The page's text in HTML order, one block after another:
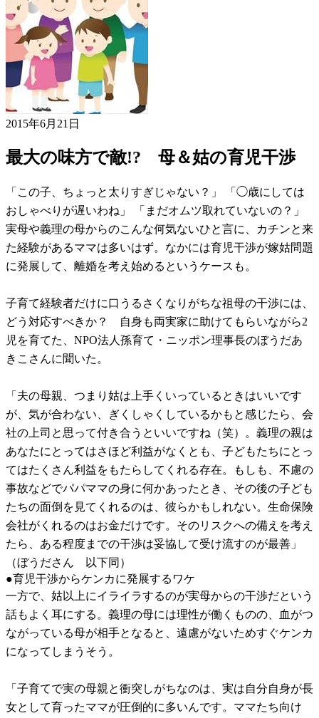
2015年6月21日
最大の味方で敵!? 母＆姑の育児干渉
「この子、ちょっと太りすぎじゃない？」 「◯歳にしては
おしゃべりが遅いわね」 「まだオムツ取れていないの？」
実母や義理の母からのこんな何気ないひと言に、カチンと来
た経験があるママは多いはず。なかには育児干渉が嫁姑問題
に発展して、離婚を考え始めるというケースも。
子育て経験者だけに口うるさくなりがちな祖母の干渉には、
どう対応すべきか？ 自身も両実家に助けてもらいながら2
児を育てた、NPO法人孫育て・ニッポン理事長のぼうだあ
きこさんに聞いた。
「夫の母親、つまり姑は上手くいっているときはいいです
が、気が合わない、ぎくしゃくしているかもと感じたら、会
社の上司と思って付き合うといいですね（笑）。義理の親は
あなたにとってはさほど利益がなくとも、子どもたちにとっ
てはたくさん利益をもたらしてくれる存在。もしも、不慮の
事故などでパパママの身に何かあったとき、その後の子ども
たちの面倒を見てくれるのは、彼らかもしれない。生命保険
会社がくれるのはお金だけです。そのリスクへの備えを考え
たら、ある程度までの干渉は妥協して受け流すのが最善」
（ぼうださん 以下同）
●育児干渉からケンカに発展するワケ
一方で、姑以上にイライラするのが実母からの干渉だという
話もよく耳にする。義理の母には理性が働くものの、血がつ
ながっている母が相手となると、遠慮がないためすぐケンカ
になってしまうそう。
「子育てで実の母親と衝突しがちなのは、実は自分自身が長
女として育ったママが圧倒的に多いんです。ママたち向け